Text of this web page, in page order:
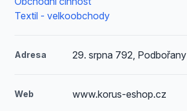
Textil - velkoobchody
Adresa 29. srpna 792, Podbořany
Web www.korus-eshop.cz